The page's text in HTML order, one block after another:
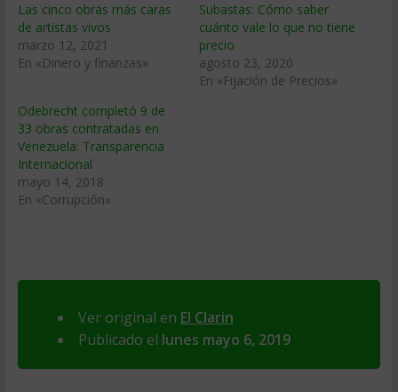
Las cinco obras más caras
de artistas vivos
marzo 12, 2021
En «Dinero y finanzas»
Subastas: Cómo saber
cuánto vale lo que no tiene
precio
agosto 23, 2020
En «Fijación de Precios»
Odebrecht completó 9 de
33 obras contratadas en
Venezuela: Transparencia
Internacional
mayo 14, 2018
En «Corrupción»
Ver original en El Clarin
Publicado el lunes mayo 6, 2019